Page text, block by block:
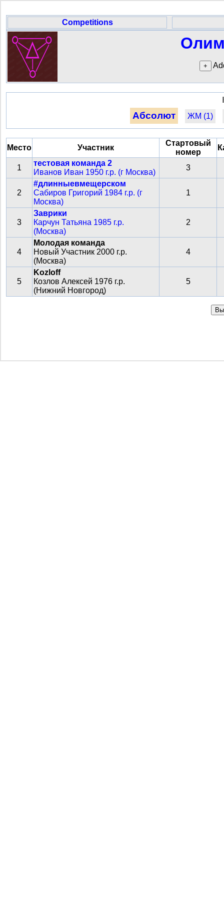
Competitions
Абсолют ЖМ (1)
Место Участник
Стартовый
номер
1
тестовая команда 2
Иванов Иван 1950 г.р. (г Москва)
3
2
#длинныевмещерском
Сабиров Григорий 1984 г.р. (г
Москва)
1
3
Заврики
Карчун Татьяна 1985 г.р.
(Москва)
2
4
Молодая команда
Новый Участник 2000 г.р.
(Москва)
4
5
Kozloff
Козлов Алексей 1976 г.р.
(Нижний Новгород)
5